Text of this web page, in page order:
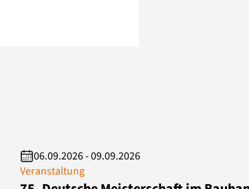
06.09.2026 - 09.09.2026
Veranstaltung